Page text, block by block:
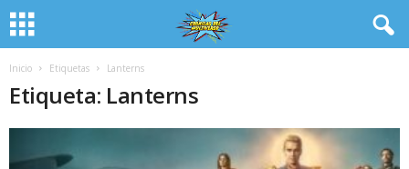
Inicio Etiquetas Lanterns
Etiqueta: Lanterns